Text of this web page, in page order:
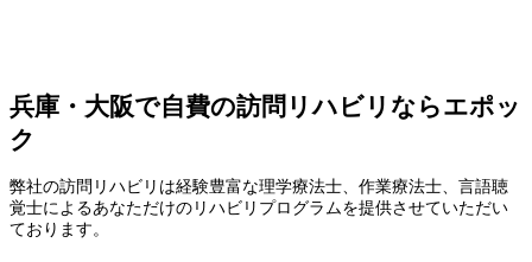
兵庫・大阪で自費の訪問リハビリならエポッ
ク
弊社の訪問リハビリは経験豊富な理学療法士、作業療法士、言語聴
覚士によるあなただけのリハビリプログラムを提供させていただい
ております。